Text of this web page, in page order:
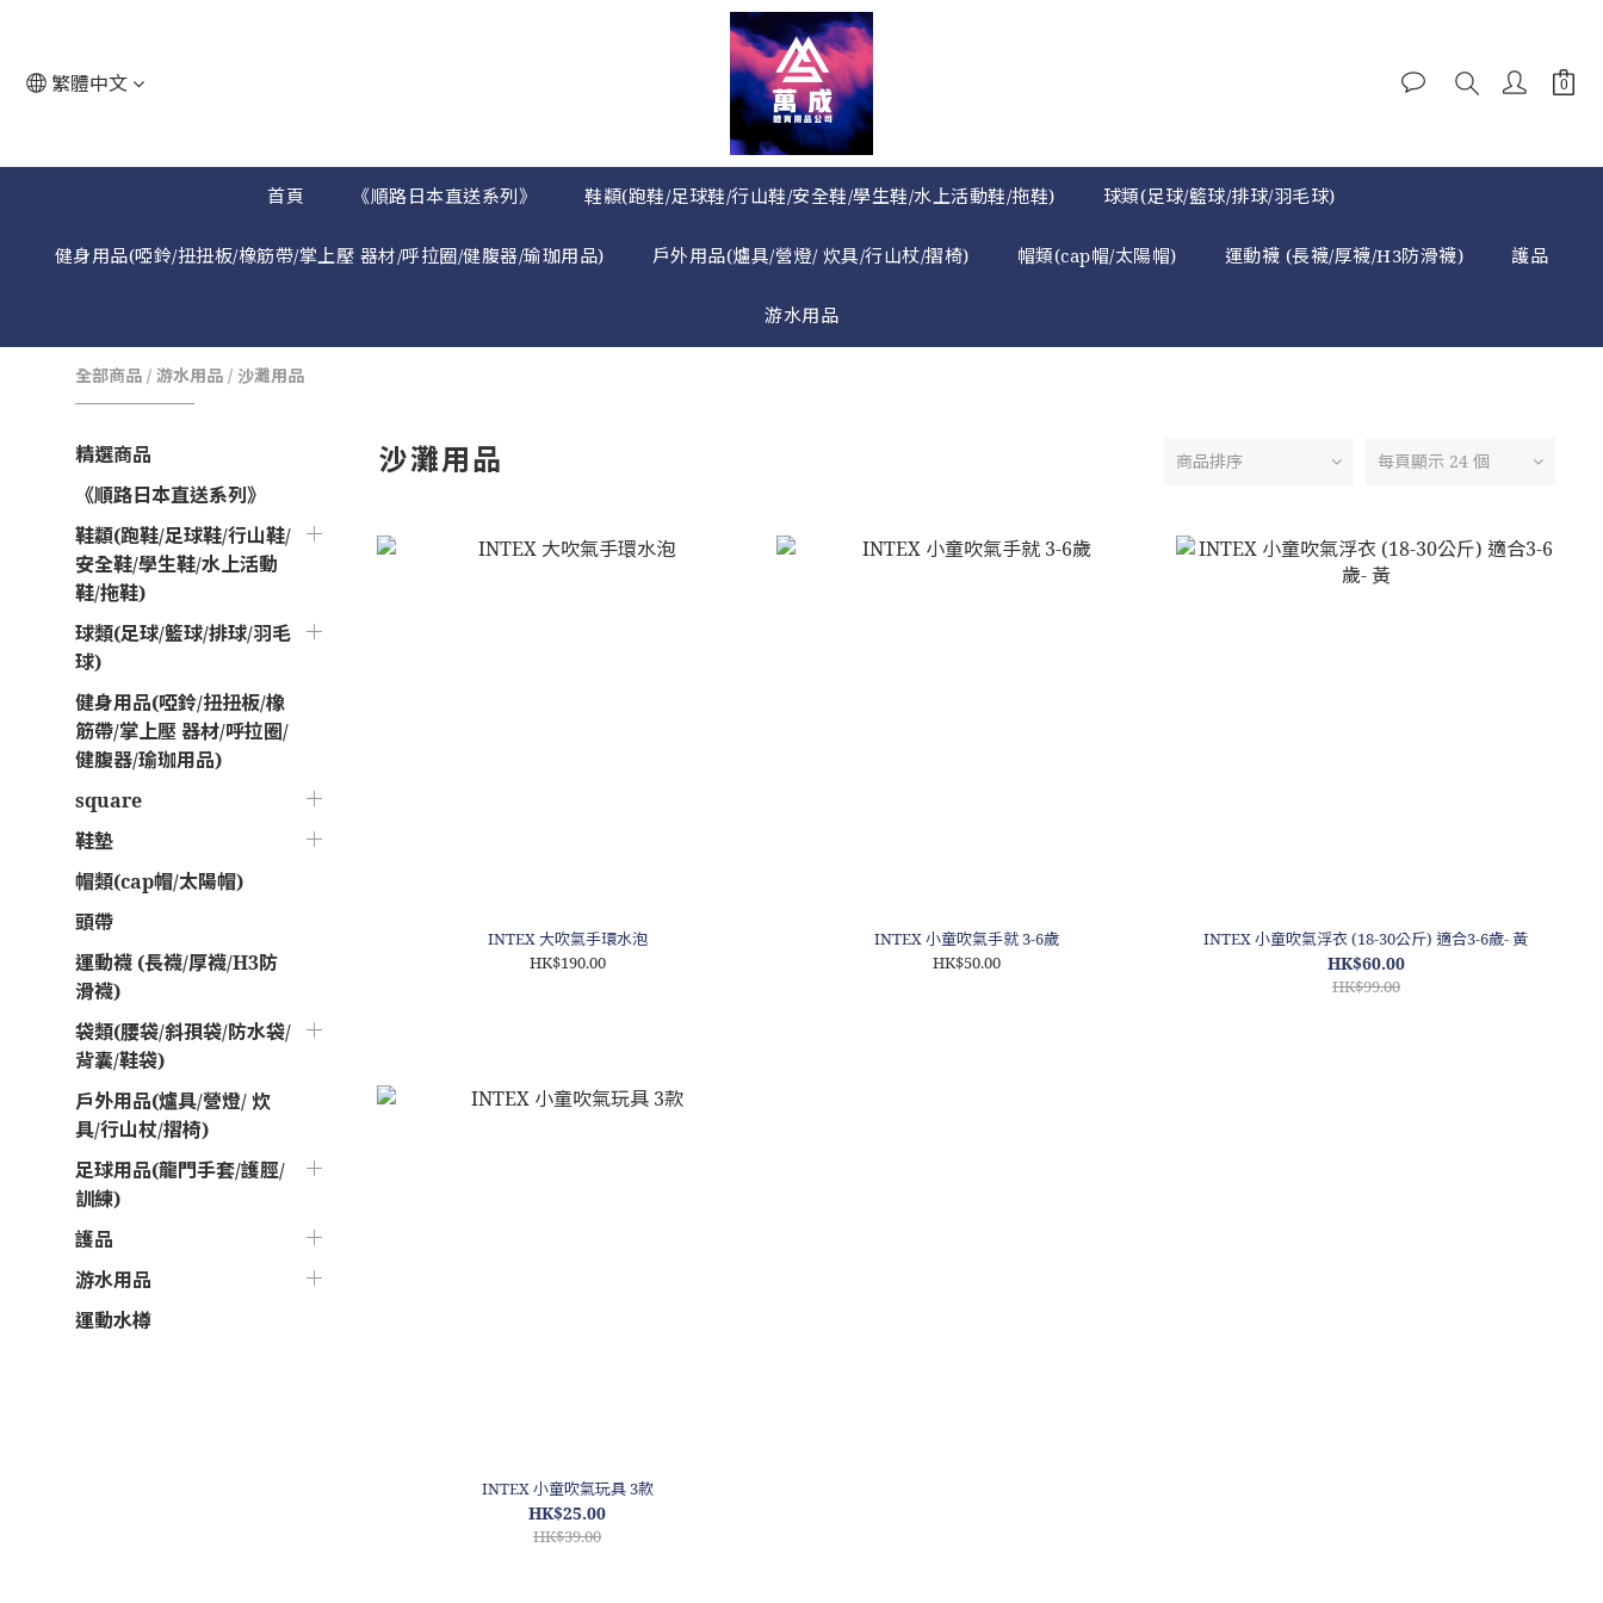
繁體中文
首頁 《順路日本直送系列》 鞋纇(跑鞋/足球鞋/行山鞋/安全鞋/學生鞋/水上活動鞋/拖鞋) 球類(足球/籃球/排球/羽毛球)
健身用品(啞鈴/扭扭板/橡筋帶/掌上壓 器材/呼拉圈/健腹器/瑜珈用品) 戶外用品(爐具/營燈/ 炊具/行山杖/摺椅) 帽類(cap帽/太陽帽) 運動襪 (長襪/厚襪/H3防滑襪) 護品
游水用品
全部商品 / 游水用品 / 沙灘用品
精選商品
《順路日本直送系列》
鞋纇(跑鞋/足球鞋/行山鞋/
安全鞋/學生鞋/水上活動
鞋/拖鞋)
球類(足球/籃球/排球/羽毛
球)
健身用品(啞鈴/扭扭板/橡
筋帶/掌上壓 器材/呼拉圈/
健腹器/瑜珈用品)
square
鞋墊
帽類(cap帽/太陽帽)
頭帶
運動襪 (長襪/厚襪/H3防
滑襪)
袋類(腰袋/斜孭袋/防水袋/
背囊/鞋袋)
戶外用品(爐具/營燈/ 炊
具/行山杖/摺椅)
足球用品(龍門手套/護脛/
訓練)
護品
游水用品
運動水樽
沙灘用品 商品排序 每頁顯示 24 個
INTEX 大吹氣手環水泡
HK$190.00
INTEX 小童吹氣手就 3-6歲
HK$50.00
INTEX 小童吹氣浮衣 (18-30公斤) 適合3-6歲- 黃
HK$60.00
HK$99.00
INTEX 小童吹氣玩具 3款
HK$25.00
HK$39.00